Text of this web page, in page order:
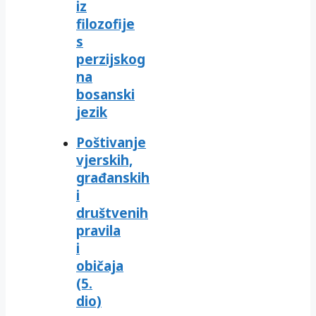
iz
filozofije
s
perzijskog
na
bosanski
jezik
Poštivanje
vjerskih,
građanskih
i
društvenih
pravila
i
običaja
(5.
dio)